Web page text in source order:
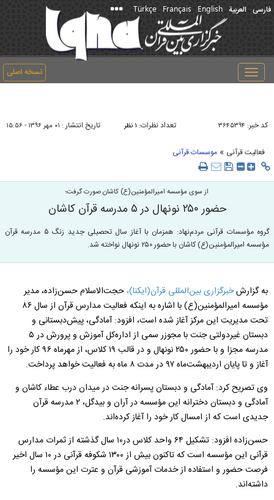
فارسی العربیة English
Français
Türkçe
نسخه اصلی
Toggle
navigation
کد خبر: ۳۶۴۵۳۹۴ تعداد نظرات: ۱ نظر تاریخ انتشار : ۰۱ مهر ۱۳۹۶ - ۱۵:۵۶
فعالیت قرآنی » موسسات قرآنی
از سوی مؤسسه امیرالمؤمنین(ع) کاشان صورت گرفت؛
حضور ۲۵۰ نونهال در ۵ مدرسه قرآن کاشان
گروه مؤسسات قرآنی مردم‌نهاد: همزمان با آغاز سال تحصیلی جدید زنگ ۵ مدرسه قرآن
مؤسسه امیرالمؤمنین(ع) کاشان با حضور ۲۵۰ نونهال نواخته شد.
به گزارشخبرگزاری بین‌المللی قرآن(ایکنا)،حجت‌الاسلام حسن‌زاده، مدیر
مؤسسه امیرالمؤمنین(ع) با اشاره به اینکه فعالیت مدارس قرآن از سال ۸۶
تحت مدیریت این مرکز آغاز شده است، افزود: آمادگی، پیش‌دبستانی و
دبستان غیر‌دولتی جنت با مجوزر سمی از اداره‌کل آموزش و پرورش در ۵
مدرسه مجزا و با حضور ۲۵۰ نونهال و در قالب ۱۹ کلاس، از مهرماه ۹۶ کار خود را
آغاز و تا پایان اردیبهشت‌ماه ۹۷ در مدت ۸ ماه به فعالیت خواهد پرداخت.
وی تصریح کرد: آمادگی و دبستان پسرانه جنت در میدان درب عطاء کاشان و
آمادگی و دبستان دخترانه این مؤسسه در آران و بیدگل، ۲ مدرسه قرآن
جدیدی است که از امسال کار خود را آغاز کرده‌اند.
حسن‌زاده افزود: تشکیل ۶۴ واحد کلاس در۱۰ سال گذشته از ثمرات مدارس
قرآنی این مؤسسه است که تاکنون بیش از ۱۳۰۰ شکوفه قرآنی در ۱۰ سال اخیر
فرصت حضور و استفاده از خدمات آموزشی قرآن و عترت این مؤسسه را
داشته‌اند.